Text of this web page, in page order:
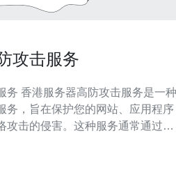
攻击服务
是一种
务，旨在保护您的网站、应用程序
攻击的侵害。这种服务通常通过使
等技术来确保您的服务器在面对各